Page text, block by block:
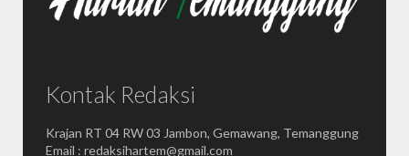
Kontak Redaksi
Krajan RT 04 RW 03 Jambon, Gemawang, Temanggung
Email : redaksihartem@gmail.com